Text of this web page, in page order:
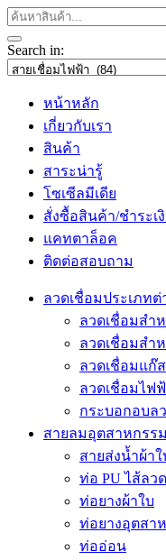
Search in:
หน้าหลัก
เกี่ยวกับเรา
สินค้า
สาระน่ารู้
โซเซีลมีเดีย
สั่งซื้อสินค้า/ชำระเ
แคทตาล็อค
ติดต่อสอบถาม
ลวดเชื่อมประเภทต่
ลวดเชื่อมสำ
ลวดเชื่อมสำ
ลวดเชื่อมแก๊
ลวดเชื่อมไฟ
กระบอกอบล
สายลมอุตสาหกรรม
สายส่งน้ำผ้าใ
ท่อ PU ไส้ลวด
ท่อยางผ้าใบ
ท่อยางอุตสา
ท่ออ่อน